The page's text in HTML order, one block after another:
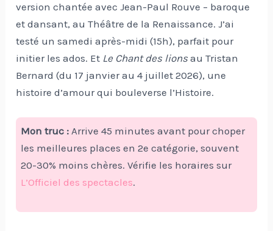
version chantée avec Jean-Paul Rouve – baroque
et dansant, au Théâtre de la Renaissance. J’ai
testé un samedi après-midi (15h), parfait pour
initier les ados. Et Le Chant des lions au Tristan
Bernard (du 17 janvier au 4 juillet 2026), une
histoire d’amour qui bouleverse l’Histoire.
Mon truc : Arrive 45 minutes avant pour choper
les meilleures places en 2e catégorie, souvent
20-30% moins chères. Vérifie les horaires sur
L’Officiel des spectacles.